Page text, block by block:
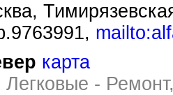
карта
-